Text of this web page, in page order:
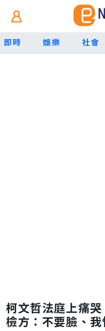
即時 娛樂 社會
柯文哲法庭上痛
檢方：不要臉、我